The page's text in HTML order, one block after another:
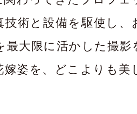
技術と設備を駆使し、
最大限に活かした撮影
嫁姿を、どこよりも美